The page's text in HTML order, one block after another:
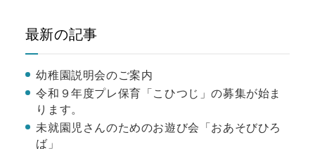
最新の記事
幼稚園説明会のご案内
令和９年度プレ保育「こひつじ」の募集が始ま
ります。
未就園児さんのためのお遊び会「おあそびひろ
ば」